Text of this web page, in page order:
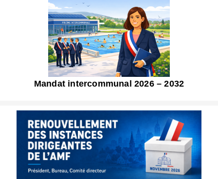
Mandat intercommunal 2026 – 2032